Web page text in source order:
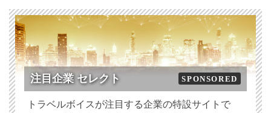
注目企業 セレクト SPONSORED
トラベルボイスが注目する企業の特設サイトで